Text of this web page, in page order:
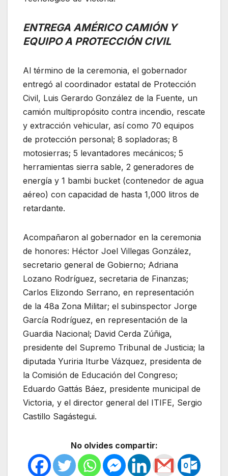
ENTREGA AMÉRICO CAMIÓN Y
EQUIPO A PROTECCIÓN CIVIL
Al término de la ceremonia, el gobernador
entregó al coordinador estatal de Protección
Civil, Luis Gerardo González de la Fuente, un
camión multipropósito contra incendio, rescate
y extracción vehicular, así como 70 equipos
de protección personal; 8 sopladoras; 8
motosierras; 5 levantadores mecánicos; 5
herramientas sierra sable, 2 generadores de
energía y 1 bambi bucket (contenedor de agua
aéreo) con capacidad de hasta 1,000 litros de
retardante.
Acompañaron al gobernador en la ceremonia
de honores: Héctor Joel Villegas González,
secretario general de Gobierno; Adriana
Lozano Rodríguez, secretaria de Finanzas;
Carlos Elizondo Serrano, en representación
de la 48a Zona Militar; el subinspector Jorge
García Rodríguez, en representación de la
Guardia Nacional; David Cerda Zúñiga,
presidente del Supremo Tribunal de Justicia; la
diputada Yuriria Iturbe Vázquez, presidenta de
la Comisión de Educación del Congreso;
Eduardo Gattás Báez, presidente municipal de
Victoria, y el director general del ITIFE, Sergio
Castillo Sagástegui.
No olvides compartir: